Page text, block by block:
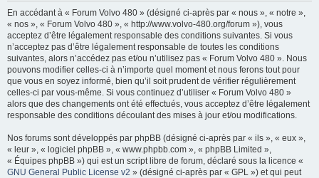
En accédant à « Forum Volvo 480 » (désigné ci-après par « nous », « notre »,
« nos », « Forum Volvo 480 », « http://www.volvo-480.org/forum »), vous
acceptez d’être légalement responsable des conditions suivantes. Si vous
n’acceptez pas d’être légalement responsable de toutes les conditions
suivantes, alors n’accédez pas et/ou n’utilisez pas « Forum Volvo 480 ». Nous
pouvons modifier celles-ci à n’importe quel moment et nous ferons tout pour
que vous en soyez informé, bien qu’il soit prudent de vérifier régulièrement
celles-ci par vous-même. Si vous continuez d’utiliser « Forum Volvo 480 »
alors que des changements ont été effectués, vous acceptez d’être légalement
responsable des conditions découlant des mises à jour et/ou modifications.
Nos forums sont développés par phpBB (désigné ci-après par « ils », « eux »,
« leur », « logiciel phpBB », « www.phpbb.com », « phpBB Limited »,
« Équipes phpBB ») qui est un script libre de forum, déclaré sous la licence «
GNU General Public License v2 » (désigné ci-après par « GPL ») et qui peut